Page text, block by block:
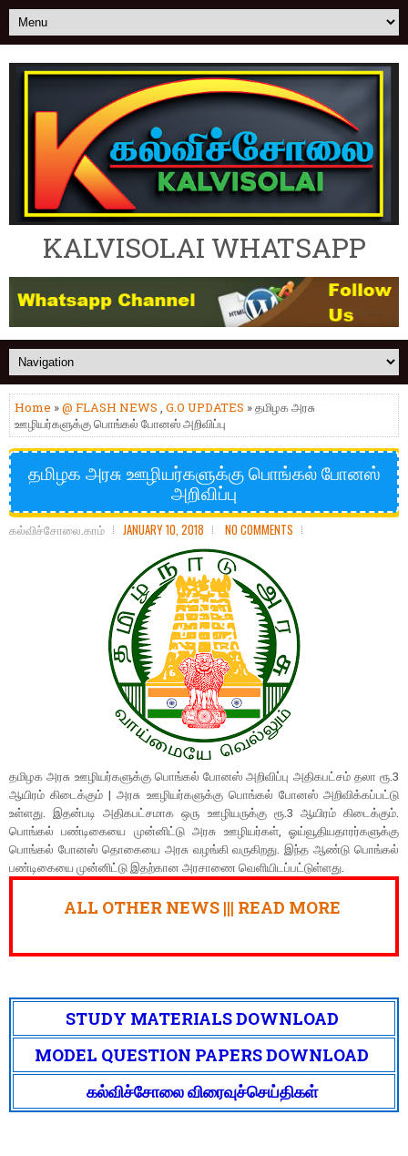
KALVISOLAI WHATSAPP
Home »@ FLASH NEWS , G.O UPDATES » தமிழக அரசு
ஊழியர்களுக்கு பொங்கல் போனஸ் அறிவிப்பு
தமிழக அரசு ஊழியர்களுக்கு பொங்கல் போனஸ்
அறிவிப்பு
கல்விச்சோலை.காம் JANUARY 10, 2018 NO COMMENTS
தமிழக அரசு ஊழியர்களுக்கு பொங்கல் போனஸ் அறிவிப்பு அதிகபட்சம் தலா ரூ.3
ஆயிரம் கிடைக்கும் | அரசு ஊழியர்களுக்கு பொங்கல் போனஸ் அறிவிக்கப்பட்டு
உள்ளது. இதன்படி அதிகபட்சமாக ஒரு ஊழியருக்கு ரூ.3 ஆயிரம் கிடைக்கும்.
பொங்கல் பண்டிகையை முன்னிட்டு அரசு ஊழியர்கள், ஓய்வூதியதாரர்களுக்கு
பொங்கல் போனஸ் தொகையை அரசு வழங்கி வருகிறது. இந்த ஆண்டு பொங்கல்
பண்டிகையை முன்னிட்டு இதற்கான அரசாணை வெளியிடப்பட்டுள்ளது.
ALL OTHER NEWS ||| READ MORE
STUDY MATERIALS DOWNLOAD
MODEL QUESTION PAPERS DOWNLOAD
கல்விச்சோலை விரைவுச்செய்திகள்